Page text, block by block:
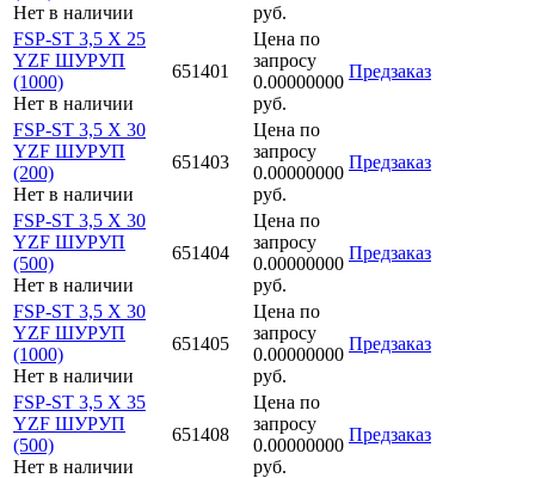
Нет в наличии
руб.
FSP-ST 3,5 X 25
YZF ШУРУП
(1000)
Нет в наличии
651401
Цена по
запросу
0.00000000
руб.
Предзаказ
FSP-ST 3,5 X 30
YZF ШУРУП
(200)
Нет в наличии
651403
Цена по
запросу
0.00000000
руб.
Предзаказ
FSP-ST 3,5 X 30
YZF ШУРУП
(500)
Нет в наличии
651404
Цена по
запросу
0.00000000
руб.
Предзаказ
FSP-ST 3,5 X 30
YZF ШУРУП
(1000)
Нет в наличии
651405
Цена по
запросу
0.00000000
руб.
Предзаказ
FSP-ST 3,5 X 35
YZF ШУРУП
(500)
Нет в наличии
651408
Цена по
запросу
0.00000000
руб.
Предзаказ